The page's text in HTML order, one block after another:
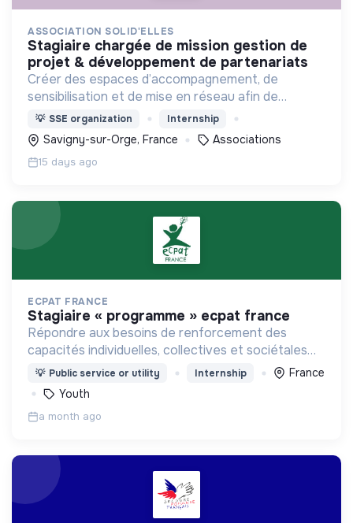
ASSOCIATION SOLID'ELLES
stagiaire chargée de mission gestion de
projet & développement de partenariats
Créer des espaces d’accompagnement, de
sensibilisation et de mise en réseau afin de
permettre aux femmes de développer leurs
compétences, renforcer leur confiance et
accéder à des opportunités
💡 SSE organization Internship
Savigny-sur-Orge, France Associations
15 days ago
ECPAT FRANCE
stagiaire « programme » ecpat france
Répondre aux besoins de renforcement des
capacités individuelles, collectives et sociétales
dans la lutte contre l’exploitation sexuelle et la
traite.
💡 Public service or utility Internship
France
Youth
a month ago